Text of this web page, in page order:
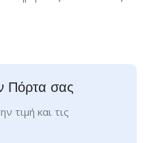
Πόρτα σας
τιμή και τις